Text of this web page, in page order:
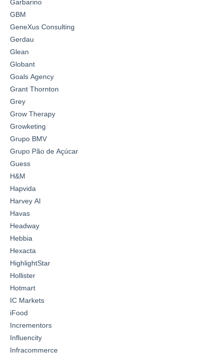
Garbarino
GBM
GeneXus Consulting
Gerdau
Glean
Globant
Goals Agency
Grant Thornton
Grey
Grow Therapy
Growketing
Grupo BMV
Grupo Pão de Açúcar
Guess
H&M
Hapvida
Harvey AI
Havas
Headway
Hebbia
Hexacta
HighlightStar
Hollister
Hotmart
IC Markets
iFood
Incrementors
Influencity
Infracommerce